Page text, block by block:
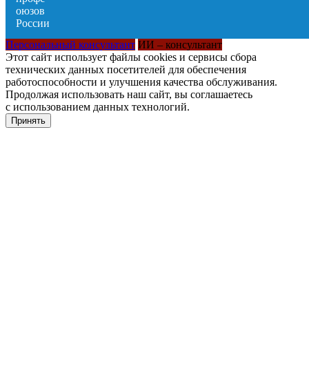
Персональный консультант ИИ – консультант
Этот сайт использует файлы cookies и сервисы сбора
технических данных посетителей для обеспечения
работоспособности и улучшения качества обслуживания.
Продолжая использовать наш сайт, вы соглашаетесь
с использованием данных технологий.
Принять